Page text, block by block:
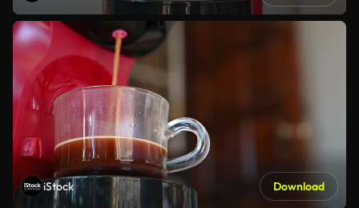
iStock Download